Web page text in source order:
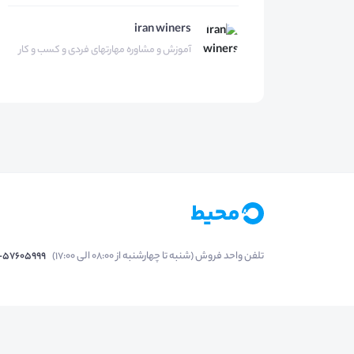
iran winers
آموزش و مشاوره مهارتهای فردی و کسب و کار
تلفن واحد فروش (شنبه تا چهارشنبه از 08:00 الی 17:00) 57605999